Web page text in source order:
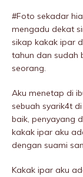
#Foto sekadar
mengadu dekat
sikap kakak ipar
tahun dan sudah
seorang.
Aku menetap di
sebuah syarik4t
baik, penyayang
kakak ipar aku
dengan suami
Kakak ipar aku